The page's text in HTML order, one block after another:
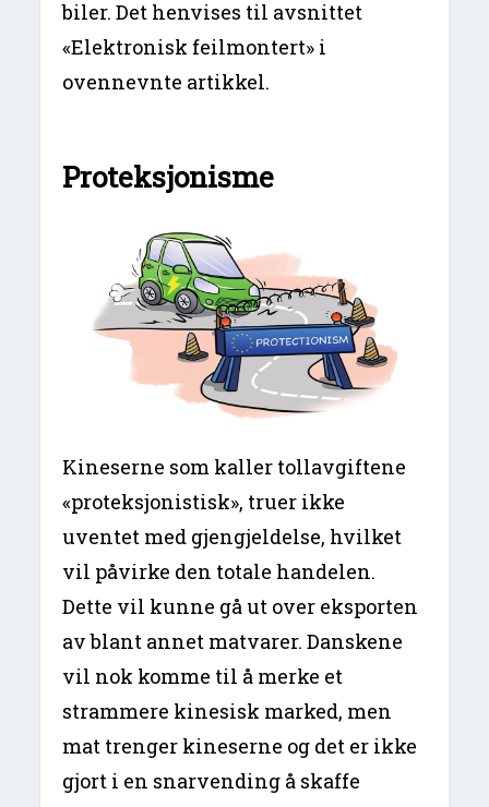
biler. Det henvises til avsnittet
«Elektronisk feilmontert» i
ovennevnte artikkel.
Proteksjonisme
Kineserne som kaller tollavgiftene
«proteksjonistisk», truer ikke
uventet med gjengjeldelse, hvilket
vil påvirke den totale handelen.
Dette vil kunne gå ut over eksporten
av blant annet matvarer. Danskene
vil nok komme til å merke et
strammere kinesisk marked, men
mat trenger kineserne og det er ikke
gjort i en snarvending å skaffe